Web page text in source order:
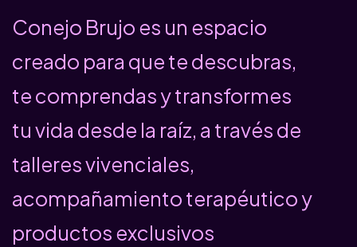
Conejo Brujo es un espacio
creado para que te descubras,
te comprendas y transformes
tu vida desde la raíz, a través de
talleres vivenciales,
acompañamiento terapéutico y
productos exclusivos